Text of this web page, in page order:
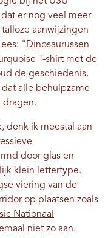
er nog veel meer
aanwijzingen
" Dinosaurussen
T-shirt met de
de geschiedenis.
alle behulpzame
dragen.
denk ik meestal aan
door glas en
klein lettertype.
viering van de
op plaatsen zoals
Nationaal
niet zo aan.